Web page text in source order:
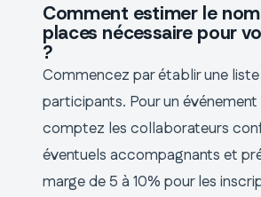
Comment estimer le
places nécessaire pour
?
Commencez par établir une
participants. Pour un
comptez les collaborateurs
éventuels accompagnants et
marge de 5 à 10% pour les